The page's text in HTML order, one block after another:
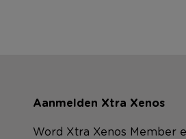
Aanmelden Xtra Xenos
Word Xtra Xenos Member